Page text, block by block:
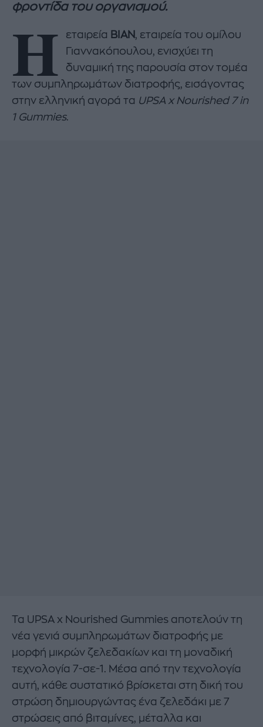
φροντίδα του οργανισμού.
Η εταιρεία ΒΙΑΝ, εταιρεία του ομίλου
Γιαννακόπουλου, ενισχύει τη
δυναμική της παρουσία στον τομέα
των συμπληρωμάτων διατροφής, εισάγοντας
στην ελληνική αγορά τα UPSA x Nourished7 in
1 Gummies.
Τα UPSA x Nourished Gummies αποτελούν τη
νέα γενιά συμπληρωμάτων διατροφής με
μορφή μικρών ζελεδακίων και τη μοναδική
τεχνολογία 7-σε-1. Μέσα από την τεχνολογία
αυτή, κάθε συστατικό βρίσκεται στη δική του
στρώση δημιουργώντας ένα ζελεδάκι με 7
στρώσεις από βιταμίνες, μέταλλα και